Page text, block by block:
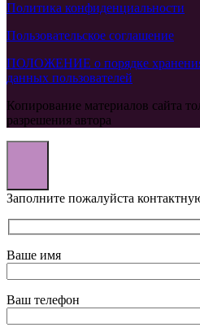
Политика конфиденциальности
Пользовательское соглашение
ПОЛОЖЕНИЕ о порядке
данных пользователей
Копирование материалов сайта
разрешения автора
Заполните пожалуйста
Ваше имя
Ваш телефон